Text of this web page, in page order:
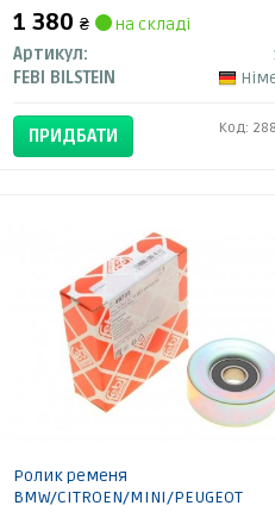
1 380₴
на складі
Артикул:
FEBI BILSTEIN
ПРИДБАТИ Код:
Ролик ременя
BMW/CITROEN/MINI/PEUGEOT